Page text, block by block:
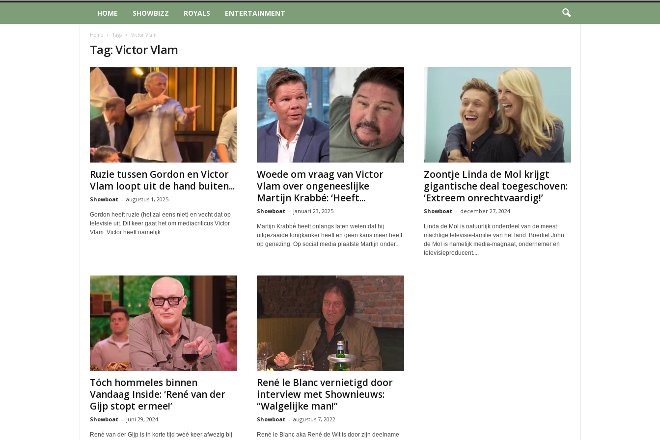
HOME SHOWBIZZ ROYALS ENTERTAINMENT
Home Tags Victor Vlam
Tag: Victor Vlam
Ruzie tussen Gordon en Victor
Vlam loopt uit de hand buiten...
Showboat - augustus 1, 2025
Gordon heeft ruzie (het zal eens niet) en vecht dat op
televisie uit. Dit keer gaat het om mediacriticus Victor
Vlam. Victor heeft namelijk...
Woede om vraag van Victor
Vlam over ongeneeslijke
Martijn Krabbé: ‘Heeft...
Showboat - januari 23, 2025
Martijn Krabbé heeft onlangs laten weten dat hij
uitgezaaide longkanker heeft en geen kans meer heeft
op genezing. Op social media plaatste Martijn onder...
Zoontje Linda de Mol krijgt
gigantische deal toegeschoven:
‘Extreem onrechtvaardig!’
Showboat - december 27, 2024
Linda de Mol is natuurlijk onderdeel van de meest
machtige televisie-familie van het land. Boerlief John
de Mol is namelijk media-magnaat, ondernemer en
televisieproducent....
Tóch hommeles binnen
Vandaag Inside: ‘René van der
Gijp stopt ermee!’
Showboat - juni 29, 2024
René van der Gijp is in korte tijd twéé keer afwezig bij
René le Blanc vernietigd door
interview met Shownieuws:
“Walgelijke man!”
Showboat - augustus 7, 2022
René le Blanc aka René de Wit is door zijn deelname